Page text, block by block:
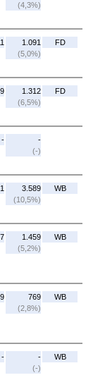
(4,3%)
1.091
(5,0%)
FD
1.312
(6,5%)
FD
-
-
(-)
3.589
(10,5%)
WB
1.459
(5,2%)
WB
769
(2,8%)
WB
-
-
(-)
WB